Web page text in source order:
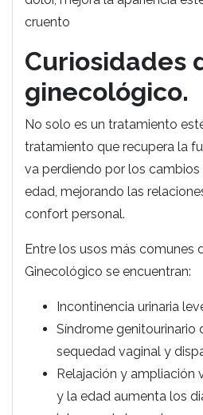
cruento
Curiosidades
ginecológico.
No solo es un tratamiento
tratamiento que recupera la
va perdiendo por los
edad, mejorando las
confort personal.
Entre los usos más comunes
Ginecológico se encuentran:
Incontinencia urinaria
Síndrome genitourinario
sequedad vaginal y
Relajación y ampliación
y la edad aumenta los